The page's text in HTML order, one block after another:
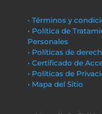
• Términos y
• Política de
Personales
• Políticas de
• Certificado de
• Políticas de
• Mapa del Sitio